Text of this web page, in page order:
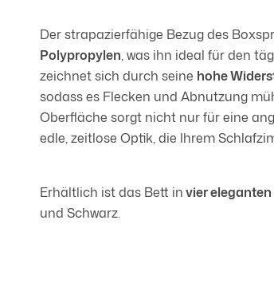
Der strapazierfähige Bezug des
Polypropylen, was ihn ideal für den
zeichnet sich durch seine hohe
sodass es Flecken und Abnutzung
Oberfläche sorgt nicht nur für eine
edle, zeitlose Optik, die Ihrem
Erhältlich ist das Bett invier
und Schwarz.